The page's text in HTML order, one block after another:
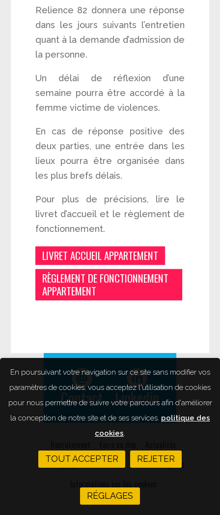
Relience 82 donnera une réponse
dans les jours suivants l’entretien
quant à la demande d’admission de
la personne.
Un délai de réflexion d’une
semaine pourra être accordé à la
femme victime de violences.
En cas de réponse positive des
deux parties, une entrée dans les
lieux pourra être organisée dans
les plus brefs délais.
Pour plus de précisions, lire le
livret d’accueil et le règlement de
fonctionnement.
LIVRET ACCUEIL APPARTEMENT
RÈGLEMENT DE FONCTIONNEMENT
APPARTEMENT
Contact Linkedin
Témoignages
Newsletter
Mentions légales
En poursuivant votre navigation sur ce site sans modifier vos
paramètres de cookies, vous acceptez l'utilisation de cookies
pour nous permettre de suivre votre parcours afin d'améliorer
la conception de notre site et de ses services. politique des
cookies.
TOUT ACCEPTER REJETER
RÉGLAGES